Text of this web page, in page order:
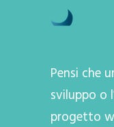
Pensi che
sviluppo o
progetto